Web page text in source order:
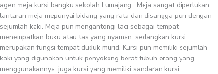
agen meja kursi bangku sekolah Lumajang : Meja sangat diperlukan
lantaran meja mepunyai bidang yang rata dan disangga pun dengan
sejumlah kaki. Meja pun mengantongi laci sebagai tempat
menempatkan buku atau tas yang nyaman. sedangkan kursi
merupakan fungsi tempat duduk murid. Kursi pun memiliki sejumlah
kaki yang digunakan untuk penyokong berat tubuh orang yang
menggunakannya. juga kursi yang memiliki sandaran kursi.